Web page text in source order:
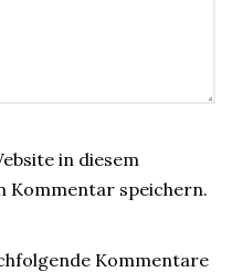
in diesem
Kommentar speichern.
Kommentare